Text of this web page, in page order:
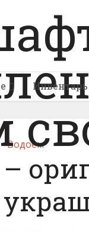
Инвентарь
Водоем